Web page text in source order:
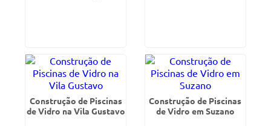
Construção de Piscinas
de Vidro na Vila Gustavo
Construção de Piscinas
de Vidro em Suzano